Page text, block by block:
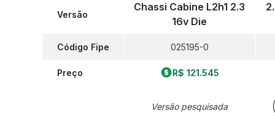
Versão
Código Fipe
Preço
Chassi Cabine L2h1 2.3
16v Die
025195-0
R$ 121.545
Versão pesquisada